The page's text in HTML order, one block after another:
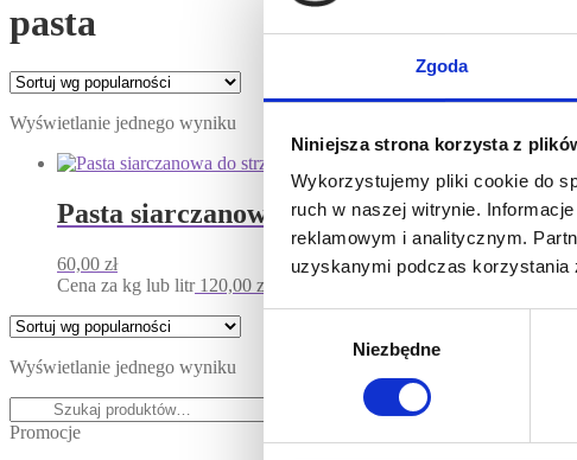
Zgoda
Niniejsza strona korzysta z
Wykorzystujemy pliki cookie do
ruch w naszej witrynie.
reklamowym i analitycznym.
uzyskanymi podczas korzystania
Niezbędne
pasta
Wyświetlanie jednego wyniku
Pasta siarczanowa do strzałek 500 ml
60,00 zł
Cena za kg lub litr 120,00 zł
Wyświetlanie jednego wyniku
Szukaj:
Promocje